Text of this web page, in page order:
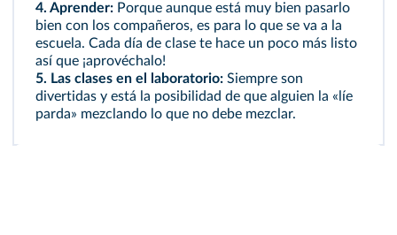
4. Aprender: Porque aunque está muy bien pasarlo
bien con los compañeros, es para lo que se va a la
escuela. Cada día de clase te hace un poco más listo
así que ¡aprovéchalo!
5. Las clases en el laboratorio: Siempre son
divertidas y está la posibilidad de que alguien la «líe
parda» mezclando lo que no debe mezclar.